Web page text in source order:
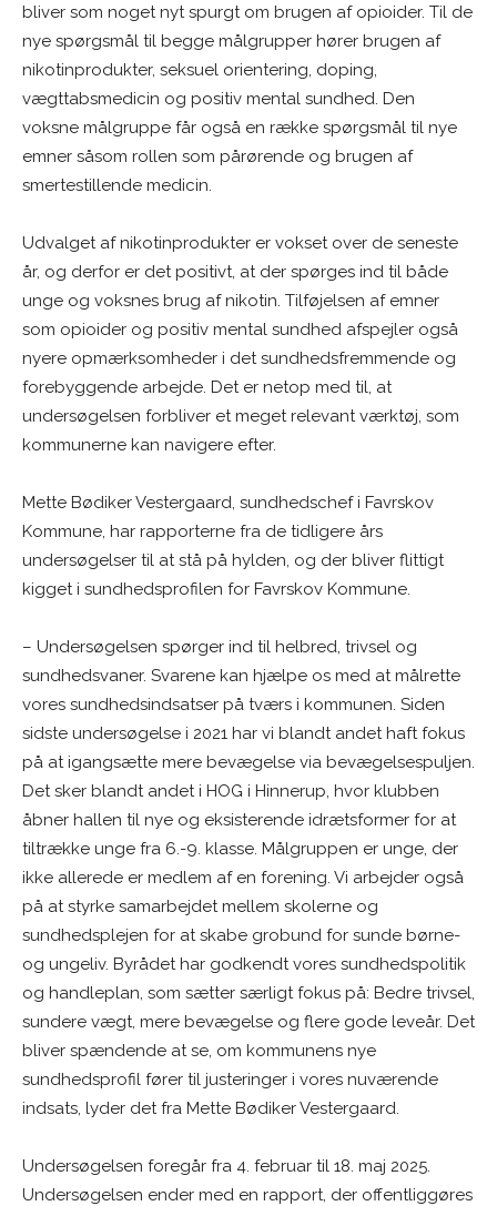
bliver som noget nyt spurgt om brugen af opioider. Til de
nye spørgsmål til begge målgrupper hører brugen af
nikotinprodukter, seksuel orientering, doping,
vægttabsmedicin og positiv mental sundhed. Den
voksne målgruppe får også en række spørgsmål til nye
emner såsom rollen som pårørende og brugen af
smertestillende medicin.
Udvalget af nikotinprodukter er vokset over de seneste
år, og derfor er det positivt, at der spørges ind til både
unge og voksnes brug af nikotin. Tilføjelsen af emner
som opioider og positiv mental sundhed afspejler også
nyere opmærksomheder i det sundhedsfremmende og
forebyggende arbejde. Det er netop med til, at
undersøgelsen forbliver et meget relevant værktøj, som
kommunerne kan navigere efter.
Mette Bødiker Vestergaard, sundhedschef i Favrskov
Kommune, har rapporterne fra de tidligere års
undersøgelser til at stå på hylden, og der bliver flittigt
kigget i sundhedsprofilen for Favrskov Kommune.
– Undersøgelsen spørger ind til helbred, trivsel og
sundhedsvaner. Svarene kan hjælpe os med at målrette
vores sundhedsindsatser på tværs i kommunen. Siden
sidste undersøgelse i 2021 har vi blandt andet haft fokus
på at igangsætte mere bevægelse via bevægelsespuljen.
Det sker blandt andet i HOG i Hinnerup, hvor klubben
åbner hallen til nye og eksisterende idrætsformer for at
tiltrække unge fra 6.-9. klasse. Målgruppen er unge, der
ikke allerede er medlem af en forening. Vi arbejder også
på at styrke samarbejdet mellem skolerne og
sundhedsplejen for at skabe grobund for sunde børne-
og ungeliv. Byrådet har godkendt vores sundhedspolitik
og handleplan, som sætter særligt fokus på: Bedre trivsel,
sundere vægt, mere bevægelse og flere gode leveår. Det
bliver spændende at se, om kommunens nye
sundhedsprofil fører til justeringer i vores nuværende
indsats, lyder det fra Mette Bødiker Vestergaard.
Undersøgelsen foregår fra 4. februar til 18. maj 2025.
Undersøgelsen ender med en rapport, der offentliggøres